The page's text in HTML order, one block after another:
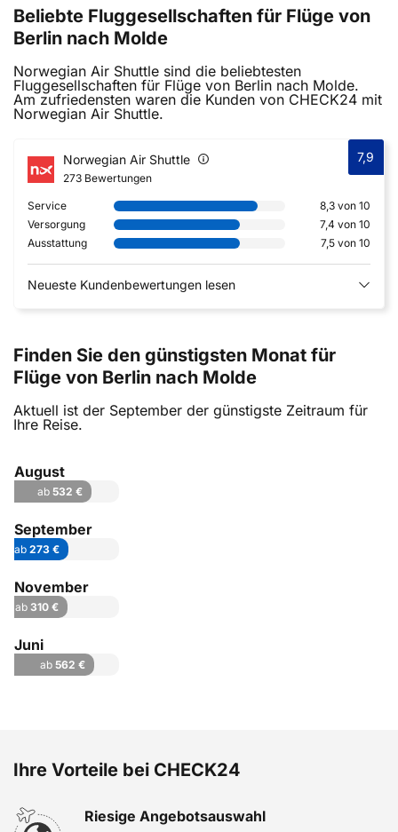
Beliebte Fluggesellschaften für Flüge von
Berlin nach Molde
Norwegian Air Shuttle sind die beliebtesten
Fluggesellschaften für Flüge von Berlin nach Molde.
Am zufriedensten waren die Kunden von CHECK24 mit
Norwegian Air Shuttle.
Norwegian Air Shuttle
273 Bewertungen
7,9
Service
8,3 von 10
Versorgung
7,4 von 10
Ausstattung
7,5 von 10
Neueste Kundenbewertungen lesen
Finden Sie den günstigsten Monat für
Flüge von Berlin nach Molde
Aktuell ist der September der günstigste Zeitraum für
Ihre Reise.
August
ab 532 €
September
ab 273 €
November
ab 310 €
Juni
ab 562 €
Ihre Vorteile bei CHECK24
Riesige Angebotsauswahl